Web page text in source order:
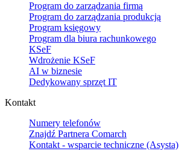
Program do zarządzania firmą
Program do zarządzania produkcją
Program księgowy
Program dla biura rachunkowego
KSeF
Wdrożenie KSeF
AI w biznesie
Dedykowany sprzęt IT
Kontakt
Numery telefonów
Znajdź Partnera Comarch
Kontakt - wsparcie techniczne (Asysta)